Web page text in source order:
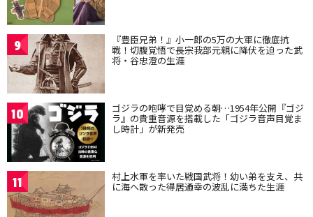
9 『豊臣兄弟！』小一郎の5万の大軍に徹底抗
戦！切腹覚悟で長宗我部元親に降伏を迫った武
将・谷忠澄の生涯
10 ゴジラの咆哮で目覚める朝…1954年公開『ゴジ
ラ』の貴重音源を搭載した「ゴジラ音声目覚ま
し時計」が新発売
11 村上水軍を率いた戦国武将！幼い弟を支え、共
に海へ散った得居通幸の波乱に満ちた生涯